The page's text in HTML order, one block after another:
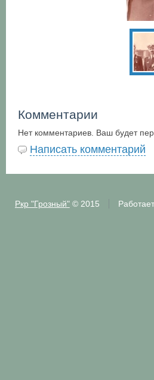
Комментарии
Нет комментариев. Ваш будет
Написать комментарий
Ркр "Грозный"© 2015